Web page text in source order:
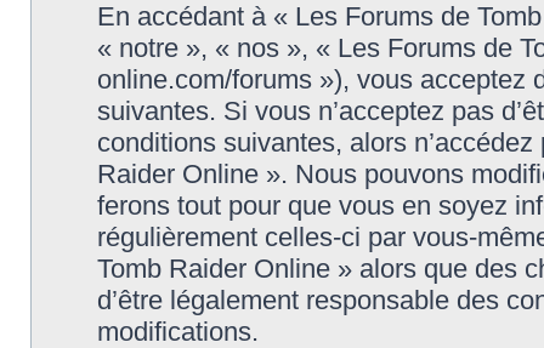
En accédant à « Les Forums de
« notre », « nos », « Les Forums de
online.com/forums »), vous acceptez
suivantes. Si vous n’acceptez pas
conditions suivantes, alors
Raider Online ». Nous pouvons
ferons tout pour que vous en soyez
régulièrement celles-ci par vous-
Tomb Raider Online » alors que des
d’être légalement responsable des
modifications.